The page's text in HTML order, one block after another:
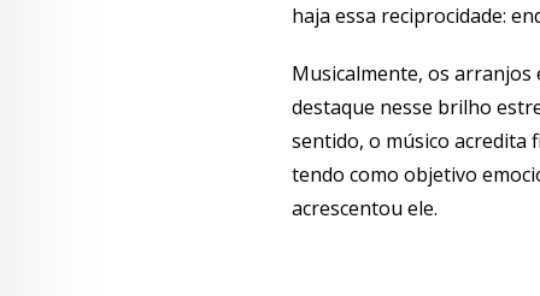
haja essa reciprocidade:
Musicalmente, os arranjos
destaque nesse brilho
sentido, o músico acredita
tendo como objetivo
acrescentou ele.